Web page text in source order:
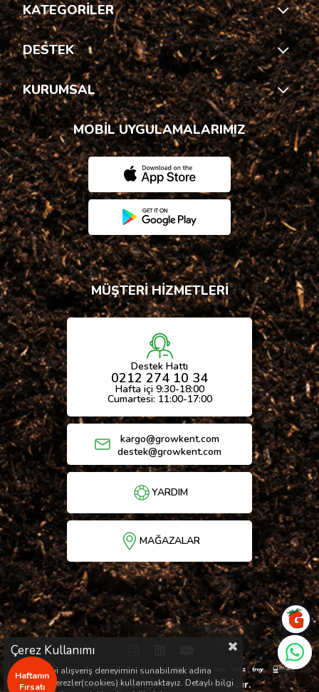
KATEGORİLER
DESTEK
KURUMSAL
MOBİL UYGULAMALARIMIZ
MÜŞTERİ HİZMETLERİ
Destek Hattı
0212 274 10 34
Hafta içi 9:30-18:00
Cumartesi: 11:00-17:00
kargo@growkent.com
destek@growkent.com
YARDIM
MAĞAZALAR
Haftanın
Fırsatı
© Copyright 2026 / Her hakkı saklıdır.
Çerez Kullanımı
Sizlere en iyi alışveriş deneyimini sunabilmek adına
sitemizde çerezler(cookies) kullanmaktayız. Detaylı bilgi